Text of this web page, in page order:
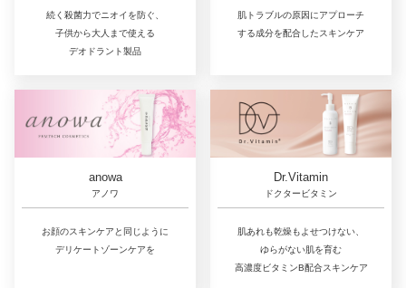
続く殺菌力でニオイを防ぐ、
子供から大人まで使える
デオドラント製品
肌トラブルの原因にアプローチ
する成分を配合したスキンケア
anowa
アノワ
お顔のスキンケアと同じように
デリケートゾーンケアを
Dr.Vitamin
ドクタービタミン
肌あれも乾燥もよせつけない、
ゆらがない肌を育む
高濃度ビタミンB配合スキンケア